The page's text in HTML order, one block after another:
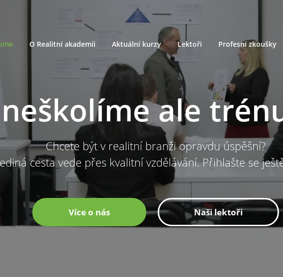
O Realitní akademii Aktuální kurzy Lektoři Profesní zkoušky
ale
Chcete být v realitní branži opravdu úspěšní?
cesta vede přes kvalitní vzdělávání. Přihlašte se
Více o nás Naši lektoři